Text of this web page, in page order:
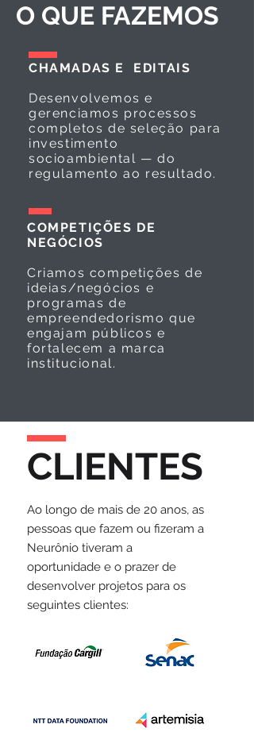
O QUE FAZEMOS
CHAMADAS E EDITAIS
Desenvolvemos e
gerenciamos processos
completos de seleção para
investimento
socioambiental — do
regulamento ao resultado.
COMPETIÇÕES DE
NEGÓCIOS
Criamos competições de
ideias/negócios e
programas de
empreendedorismo que
engajam públicos e
fortalecem a marca
institucional.
CLIENTES
Ao longo de mais de 20 anos, as
pessoas que fazem ou fizeram a
Neurônio tiveram a
oportunidade e o prazer de
desenvolver projetos para os
seguintes clientes: